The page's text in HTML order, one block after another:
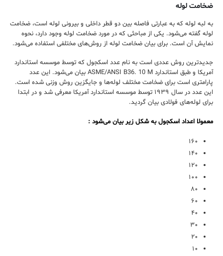
ضخامت لوله
به لبه‌ لوله که به ‌عبارتی فاصله‌ بین دو قطر داخلی و بیرونی لوله است، ضخامت
لوله گفته می‌شود. یکی از مباحثی که در مورد ضخامت لوله وجود دارد، نحوه‌
نمایش آن است. برای بیان ضخامت لوله از روش‌های مختلفی استفاده می‌شود.
جدید‌ترین روش عددی است به نام عدد اسکجول که توسط موسسه‌ استاندارد
آمریکا و طبق استاندارد ASME/ANSI B36. 10 M بیان می‌شود. این عدد
پارامتری است برای ضخامت مختلف لوله‌ها و جایگزین روش وزنی شده است.
این عدد در سال ۱۹۳۹ توسط موسسه استاندارد آمریکا معرفی شد و در ابتدا
برای لوله‌های فولادی بیان گردید.
معمولا اعداد اسکجول به شکل زیر بیان می‌شود :
۱۶۰
۱۴۰
۱۲۰
۱۰۰
۸۰
۶۰
۴۰
۳۰
۲۰
۱۰